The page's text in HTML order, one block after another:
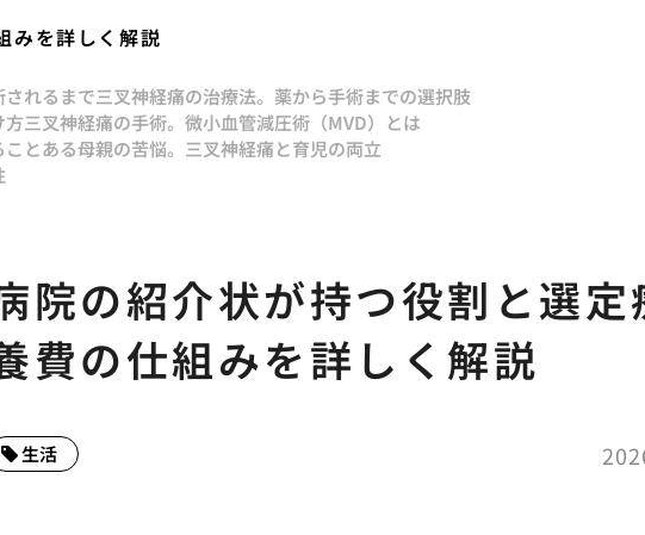
みを詳しく解説
れるまで三叉神経痛の治療法。薬から手術までの選択肢
方三叉神経痛の手術。微小血管減圧術（MVD）とは
とある母親の苦悩。三叉神経痛と育児の両立
院の紹介状が持つ役割と選定
費の仕組みを詳しく解説
生活